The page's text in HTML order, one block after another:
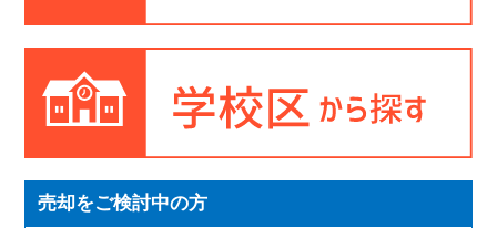
売却をご検討中の方